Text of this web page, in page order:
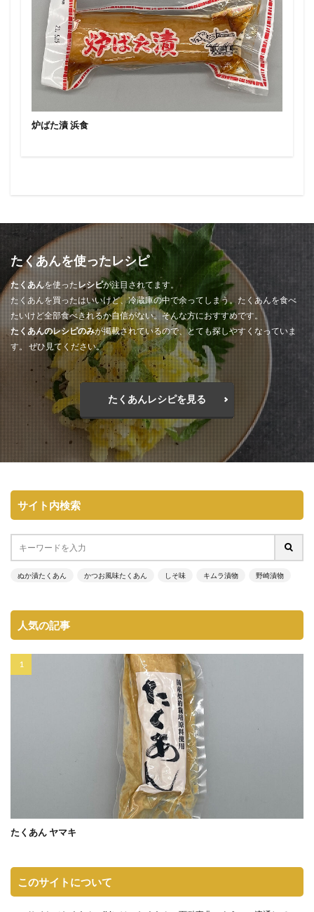
炉ばた漬 浜食
たくあんを使ったレシピ
たくあんを使ったレシピが注目されてます。
たくあんを買ったはいいけど、冷蔵庫の中で余ってしまう。たくあんを食べ
たいけど全部食べきれるか自信がない。そんな方におすすめです。
たくあんのレシピのみが掲載されているので、とても探しやすくなっていま
す。 ぜひ見てください。
たくあんレシピを見る
サイト内検索
ぬか漬たくあん かつお風味たくあん しそ味 キムラ漬物 野崎漬物
人気の記事
たくあん ヤマキ
このサイトについて